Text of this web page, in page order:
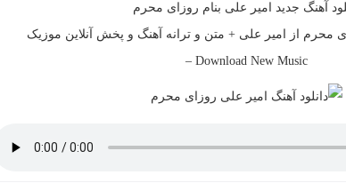
آهنگ جدید امیر علی بنام روزای محرم
محرم از امیر علی + متن و ترانه آهنگ و پخش آنلاین موزیک
Download New Music
–